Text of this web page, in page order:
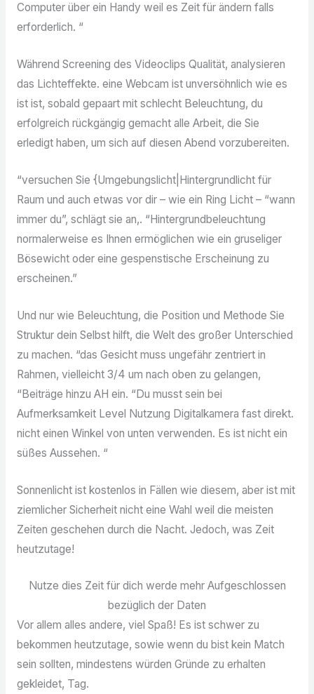
Computer über ein Handy weil es Zeit für ändern falls
erforderlich. “
Während Screening des Videoclips Qualität, analysieren
das Lichteffekte. eine Webcam ist unversöhnlich wie es
ist ist, sobald gepaart mit schlecht Beleuchtung, du
erfolgreich rückgängig gemacht alle Arbeit, die Sie
erledigt haben, um sich auf diesen Abend vorzubereiten.
“versuchen Sie {Umgebungslicht|Hintergrundlicht für
Raum und auch etwas vor dir – wie ein Ring Licht – “wann
immer du”, schlägt sie an,. “Hintergrundbeleuchtung
normalerweise es Ihnen ermöglichen wie ein gruseliger
Bösewicht oder eine gespenstische Erscheinung zu
erscheinen.”
Und nur wie Beleuchtung, die Position und Methode Sie
Struktur dein Selbst hilft, die Welt des großer Unterschied
zu machen. “das Gesicht muss ungefähr zentriert in
Rahmen, vielleicht 3/4 um nach oben zu gelangen,
“Beiträge hinzu AH ein. “Du musst sein bei
Aufmerksamkeit Level Nutzung Digitalkamera fast direkt.
nicht einen Winkel von unten verwenden. Es ist nicht ein
süßes Aussehen. “
Sonnenlicht ist kostenlos in Fällen wie diesem, aber ist mit
ziemlicher Sicherheit nicht eine Wahl weil die meisten
Zeiten geschehen durch die Nacht. Jedoch, was Zeit
heutzutage!
Nutze dies Zeit für dich werde mehr Aufgeschlossen
bezüglich der Daten
Vor allem alles andere, viel Spaß! Es ist schwer zu
bekommen heutzutage, sowie wenn du bist kein Match
sein sollten, mindestens würden Gründe zu erhalten
gekleidet, Tag.